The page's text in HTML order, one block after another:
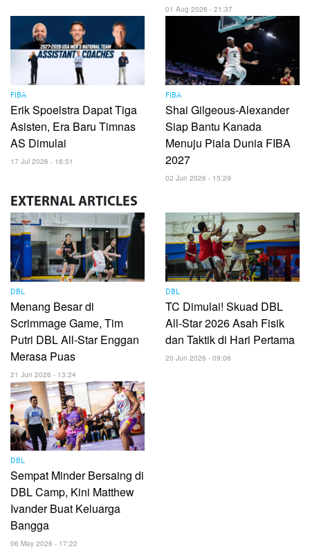
01 Aug 2026 - 21:37
FIBA
Erik Spoelstra Dapat Tiga
Asisten, Era Baru Timnas
AS Dimulai
17 Jul 2026 - 16:51
FIBA
Shai Gilgeous-Alexander
Siap Bantu Kanada
Menuju Piala Dunia FIBA
2027
02 Jun 2026 - 15:29
EXTERNAL ARTICLES
DBL
Menang Besar di
Scrimmage Game, Tim
Putri DBL All-Star Enggan
Merasa Puas
21 Jun 2026 - 13:24
DBL
TC Dimulai! Skuad DBL
All-Star 2026 Asah Fisik
dan Taktik di Hari Pertama
20 Jun 2026 - 09:06
DBL
Sempat Minder Bersaing di
DBL Camp, Kini Matthew
Ivander Buat Keluarga
Bangga
06 May 2026 - 17:22